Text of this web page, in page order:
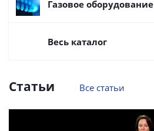
Газовое оборудование
Весь каталог
Статьи Все статьи